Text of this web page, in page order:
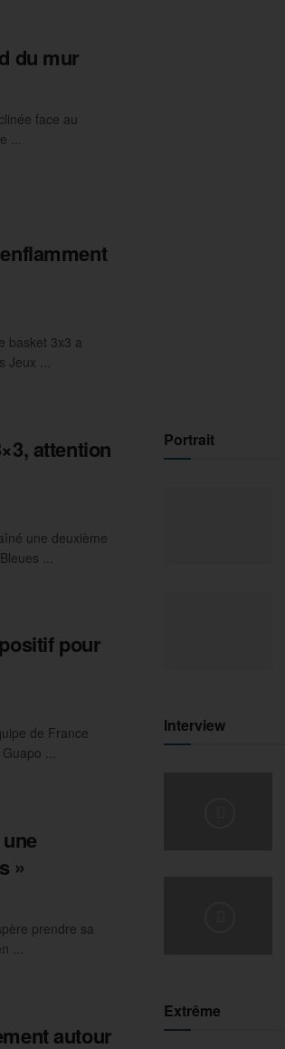
du mur
face au
basket 3x3 a
...
attention
une deuxième
...
pour
de France
...
»
prendre sa
...
autour
Portrait
Interview
Extrême